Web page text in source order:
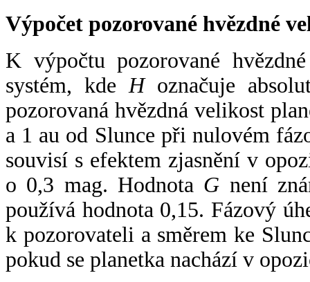
Výpočet pozorované hvězdné
K výpočtu pozorované
systém, kde Hoznačuje
pozorovaná hvězdná velikost
a 1 au od Slunce při nulovém
souvisí s efektem zjasnění v
o 0,3 mag. Hodnota G není
používá hodnota 0,15. Fázový
k pozorovateli a směrem ke
pokud se planetka nachází v